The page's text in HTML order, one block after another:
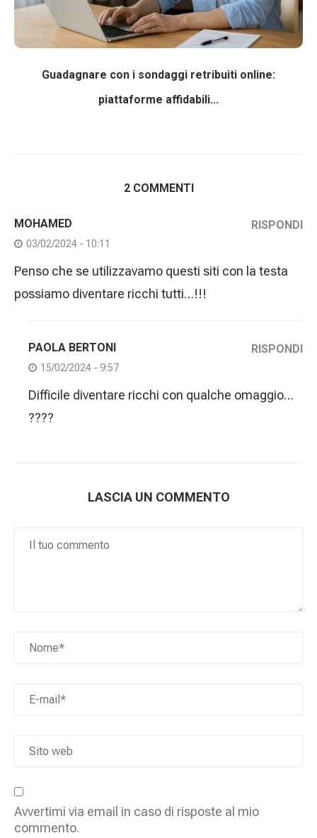
Guadagnare con i sondaggi retribuiti online:
piattaforme affidabili...
2 COMMENTI
MOHAMED
03/02/2024 - 10:11
Penso che se utilizzavamo questi siti con la testa
possiamo diventare ricchi tutti…!!!
RISPONDI
PAOLA BERTONI
15/02/2024 - 9:57
Difficile diventare ricchi con qualche omaggio…
????
RISPONDI
LASCIA UN COMMENTO
Avvertimi via email in caso di risposte al mio
commento.